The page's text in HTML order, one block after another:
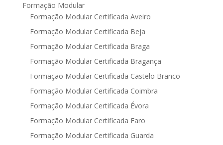
Formação Modular
Formação Modular Certificada Aveiro
Formação Modular Certificada Beja
Formação Modular Certificada Braga
Formação Modular Certificada Bragança
Formação Modular Certificada Castelo Branco
Formação Modular Certificada Coimbra
Formação Modular Certificada Évora
Formação Modular Certificada Faro
Formação Modular Certificada Guarda